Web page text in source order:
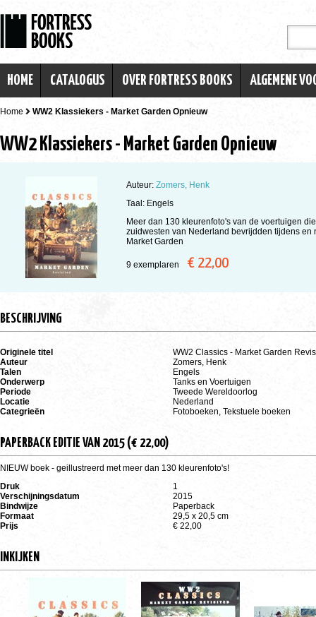
HOME CATALOGUS OVER FORTRESS BOOKS ALGEMENE
Home WW2 Klassiekers - Market Garden Opnieuw
WW2 Klassiekers - Market Garden Opnieuw
Auteur: Zomers, Henk
Taal: Engels
Meer dan 130 kleurenfoto's van de voertuigen
zuidwesten van Nederland bevrijdden tijdens en
Market Garden
9 exemplaren € 22,00
BESCHRIJVING
Originele titel
WW2 Classics - Market Garden
Auteur
Zomers, Henk
Talen
Engels
Onderwerp
Tanks en Voertuigen
Periode
Tweede Wereldoorlog
Locatie
Nederland
Categrieën
Fotoboeken, Tekstuele boeken
PAPERBACK EDITIE VAN 2015 (€ 22,00)
NIEUW boek - geillustreerd met meer dan 130 kleurenfoto's!
Druk
1
Verschijningsdatum
2015
Bindwijze
Paperback
Formaat
29,5 x 20,5 cm
Prijs
€ 22,00
INKIJKEN